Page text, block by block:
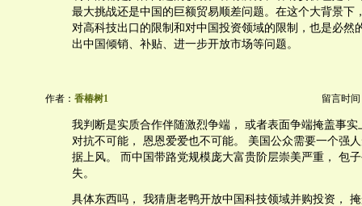
最大挑战还是中国的巨额贸易顺差问题。在这个大背景下
对高科技出口的限制和对中国投资领域的限制，也是必然
出中国倾销、补贴、进一步开放市场等问题。
作者： 香椿树1 留言时间
我判断是实质合作伴随激烈争端， 或者表面争端掩盖事实
对抗不可能， 恩恩爱爱也不可能。 美国公众需要一个强
据上风。 而中国带路党规模庞大富贵阶层崇美严重， 包
失。
具体东西吗， 我猜唐老鸭开放中国科技领域并购投资，